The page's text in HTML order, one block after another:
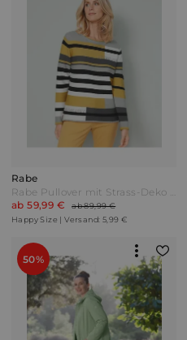
Rabe
Rabe Pullover mit Strass-Deko Gelb/Schwarz
ab 59,99 €
ab 89,99 €
Happy Size | Versand: 5,99 €
50%